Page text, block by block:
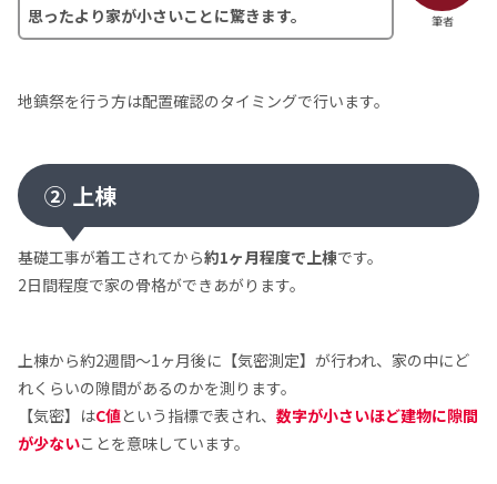
筆者
思ったより家が小さいことに驚きます。
地鎮祭を行う方は配置確認のタイミングで行います。
② 上棟
基礎工事が着工されてから約1ヶ月程度で上棟です。
2日間程度で家の骨格ができあがります。
上棟から約2週間～1ヶ月後に【気密測定】が行われ、家の中にど
れくらいの隙間があるのかを測ります。
【気密】はC値という指標で表され、 数字が小さいほど建物に隙間
が少ないことを意味しています。